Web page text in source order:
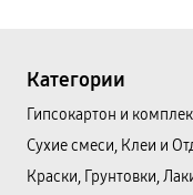
Категории
Гипсокартон и
Сухие смеси, Клеи и
Краски, Грунтовки,